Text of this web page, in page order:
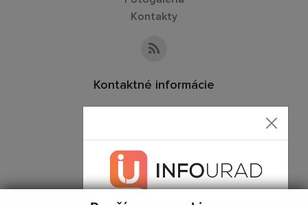
Kontakty
Kontaktné informácie